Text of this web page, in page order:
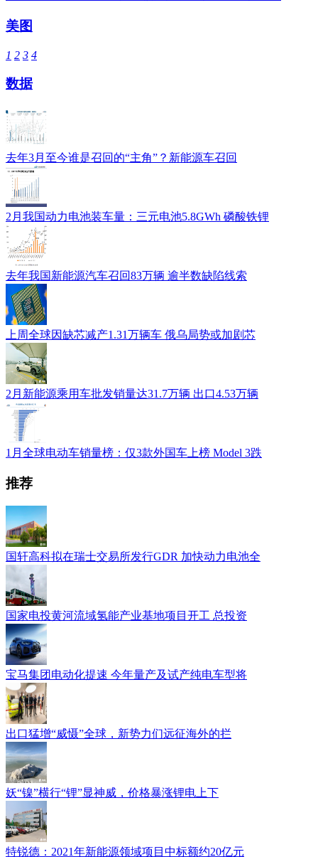
美图
1 2 3 4
数据
去年3月至今谁是召回的“主角”？新能源车召回
2月我国动力电池装车量：三元电池5.8GWh 磷酸铁锂
去年我国新能源汽车召回83万辆 逾半数缺陷线索
上周全球因缺芯减产1.31万辆车 俄乌局势或加剧芯
2月新能源乘用车批发销量达31.7万辆 出口4.53万辆
1月全球电动车销量榜：仅3款外国车上榜 Model 3跌
推荐
国轩高科拟在瑞士交易所发行GDR 加快动力电池全
国家电投黄河流域氢能产业基地项目开工 总投资
宝马集团电动化提速 今年量产及试产纯电车型将
出口猛增“威慑”全球，新势力们远征海外的拦
妖“镍”横行“锂”显神威，价格暴涨锂电上下
特锐德：2021年新能源领域项目中标额约20亿元